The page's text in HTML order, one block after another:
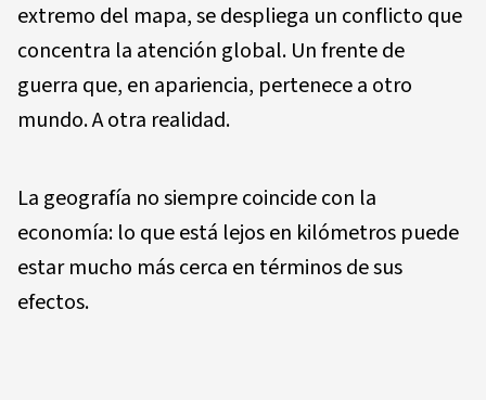
extremo del mapa, se despliega un conflicto que
concentra la atención global. Un frente de
guerra que, en apariencia, pertenece a otro
mundo. A otra realidad.
La geografía no siempre coincide con la
economía: lo que está lejos en kilómetros puede
estar mucho más cerca en términos de sus
efectos.